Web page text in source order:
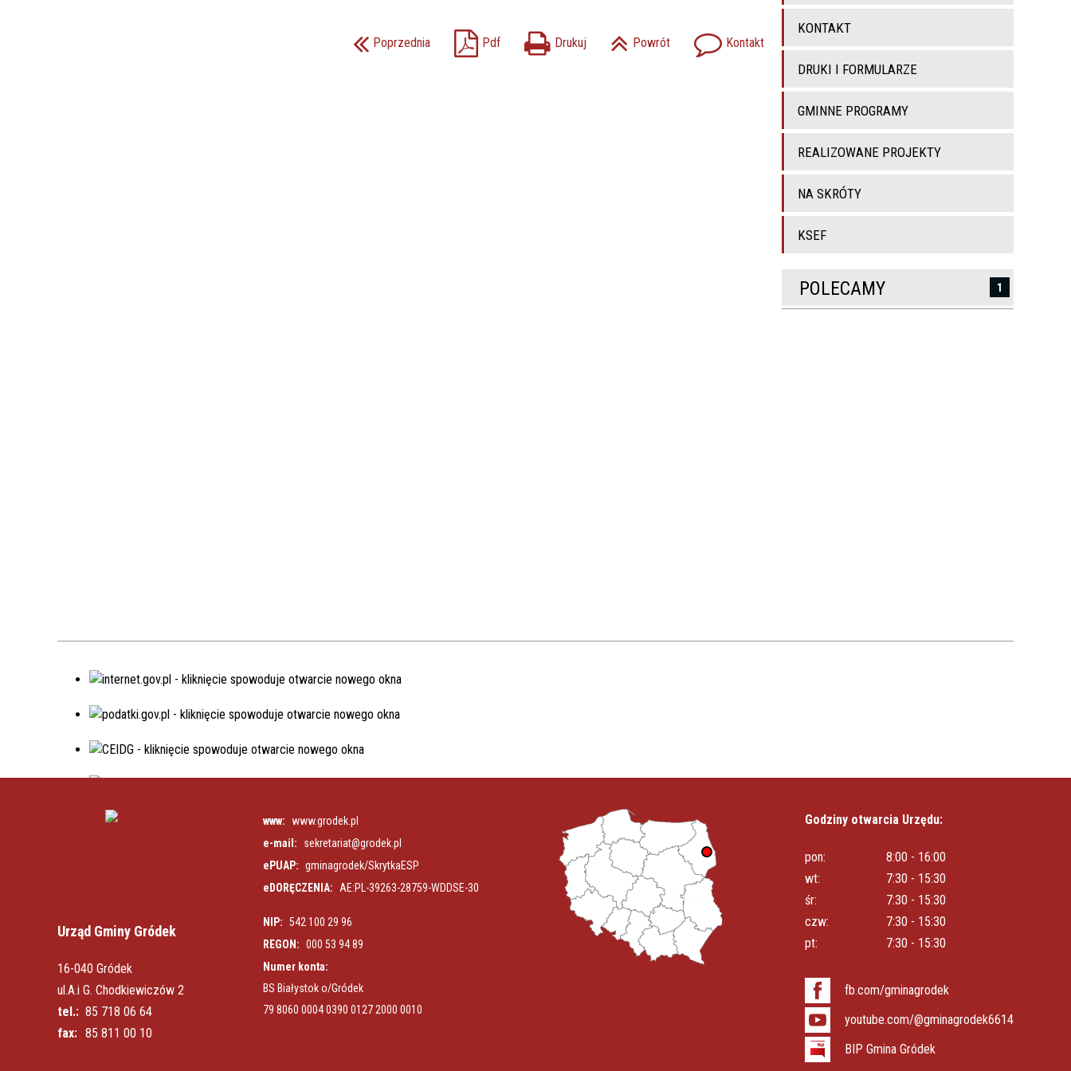
komunalnych
Poprzednia Pdf Drukuj Powrót Kontakt
KONTAKT
DRUKI I FORMULARZE
GMINNE PROGRAMY
REALIZOWANE PROJEKTY
NA SKRÓTY
KSEF
POLECAMY 1
Urząd Gminy Gródek
16-040 Gródek
ul.A.i G. Chodkiewiczów 2
tel.: 85 718 06 64
fax: 85 811 00 10
www: www.grodek.pl
e-mail:
sekretariat@grodek.pl
ePUAP: gminagrodek/SkrytkaESP
eDORĘCZENIA:
AE:PL-39263-28759-WDDSE-30
NIP: 542 100 29 96
REGON: 000 53 94 89
Numer konta:
BS Białystok o/Gródek
79 8060 0004 0390 0127 2000 0010
Godziny otwarcia Urzędu:
pon:
8:00 - 16:00
wt:
7:30 - 15:30
śr:
7:30 - 15:30
czw:
7:30 - 15:30
pt:
7:30 - 15:30
fb.com/gminagrodek
youtube.com/@gminagrodek6614
BIP Gmina Gródek